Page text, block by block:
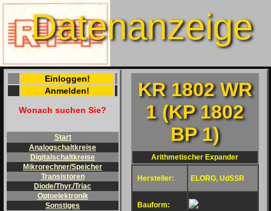
Datenanzeige
Einloggen!
Anmelden!
Wonach suchen Sie?
Start
Analogschaltkreise
Digitalschaltkreise
Mikrorechner/Speicher
Transistoren
Diode/Thyr./Triac
Optoelektronik
Sonstiges
KR 1802 WR
1 (KP 1802
BP 1)
Arithmetischer Expander
Hersteller: ELORG, UdSSR
Bauform: